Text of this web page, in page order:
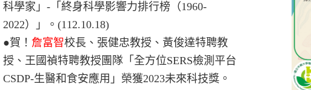
科學家」-「終身科學影響力排行榜（1960-
2022）」。(112.10.18)
●賀！ 詹富智校長、 張健忠教授、黃俊達特聘教
授、王國禎特聘教授團隊「全方位SERS檢測平台
CSDP-生醫和食安應用 」榮獲2023未來科技獎。